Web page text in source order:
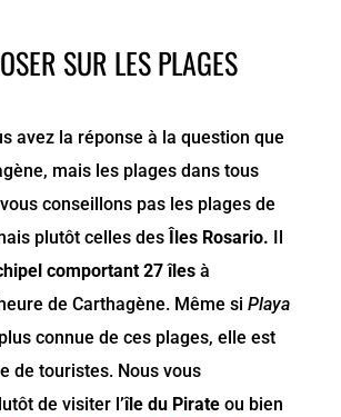
SUR LES PLAGES
avez la réponse à la question que
mais les plages dans tous
conseillons pas les plages de
plutôt celles des
Îles Rosario.
comportant 27 îlesà
de Carthagène. Même si Playa
connue de ces plages, elle est
de touristes. Nous vous
de visiter l ’île du Pirateou bien